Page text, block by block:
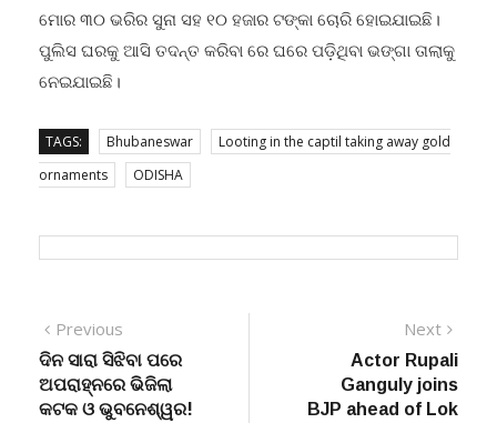
ମୋର ୩୦ ଭରିର ସୁନା ସହ ୧୦ ହଜାର ଟଙ୍କା ଚୋରି ହୋଇଯାଇଛି।
ପୁଲିସ ଘରକୁ ଆସି ତଦନ୍ତ କରିବା ରେ ଘରେ ପଡ଼ିଥିବା ଭଙ୍ଗା ତାଲାକୁ
ନେଇଯାଇଛି।
TAGS: Bhubaneswar
Looting in the captil taking away gold
ornaments
ODISHA
Post
navigation
Previous
post:
ଦିନ ସାରା ସିଝିବା ପରେ
ଅପରାହ୍ନରେ ଭିଜିଲା
କଟକ ଓ ଭୁବନେଶ୍ୱର!
Next
post:
Actor Rupali
Ganguly joins
BJP ahead of Lok